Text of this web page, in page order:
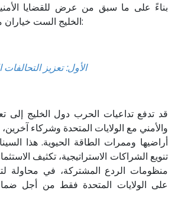
بناءً على ما سبق من عرض للقضايا
الخليج الست خياران محتملان، وهما كالتالي:
الأول: تعزيز التحالفات
قد تدفع تداعيات الحرب دول الخليج إلى
والأمني مع الولايات المتحدة وشركاء
أراضيها وممرات الطاقة الحيوية. هذا
تنويع الشراكات الاستراتيجية، تكثيف
منظومات الردع المشتركة، في محاولة
على الولايات المتحدة فقط من أجل